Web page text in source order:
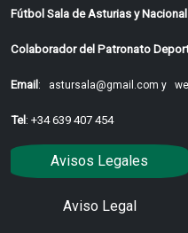
Fútbol Sala de Asturias y Nacional
Colaborador del Patronato
Email : astursala@gmail.com y
Tel : +34 639 407 454
Avisos Legales
Aviso Legal